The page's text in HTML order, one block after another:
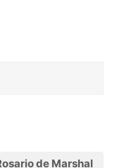
de Marshal